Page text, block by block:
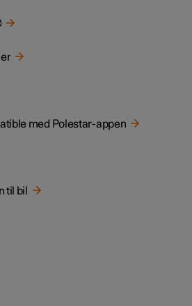
med Polestar-appen
til bil